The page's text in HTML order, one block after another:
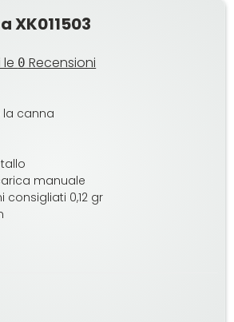
XK011503
le 0 Recensioni
la canna
manuale
0,12 gr